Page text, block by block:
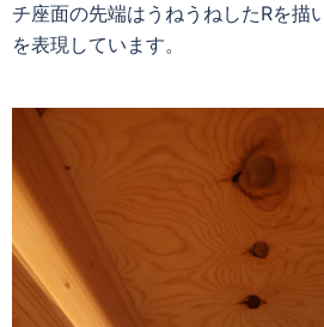
チ座面の先端はうねうねしたRを描
を表現しています。